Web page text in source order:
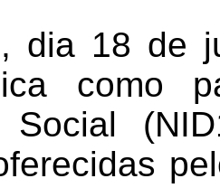
dia 18 de
como
Social